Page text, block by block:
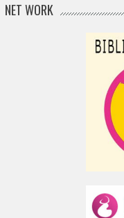
NET WORK